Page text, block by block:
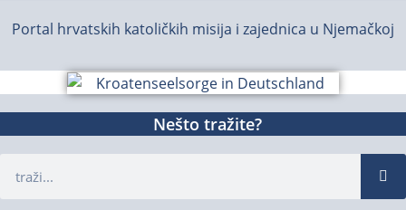
Portal hrvatskih katoličkih misija i zajednica u Njemačkoj
Nešto tražite?